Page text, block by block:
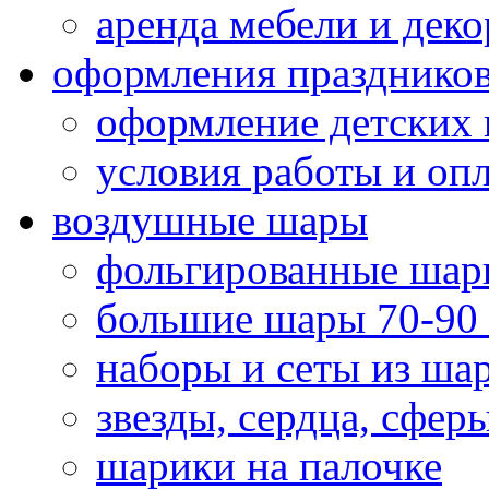
аренда мебели и
оформления
оформление детских
условия работы и
воздушные шары
фольгированные
большие шары 70-90
наборы и сеты из
звезды, сердца,
шарики на палочке